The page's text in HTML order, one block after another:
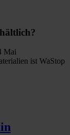
Mai
ist WaStop